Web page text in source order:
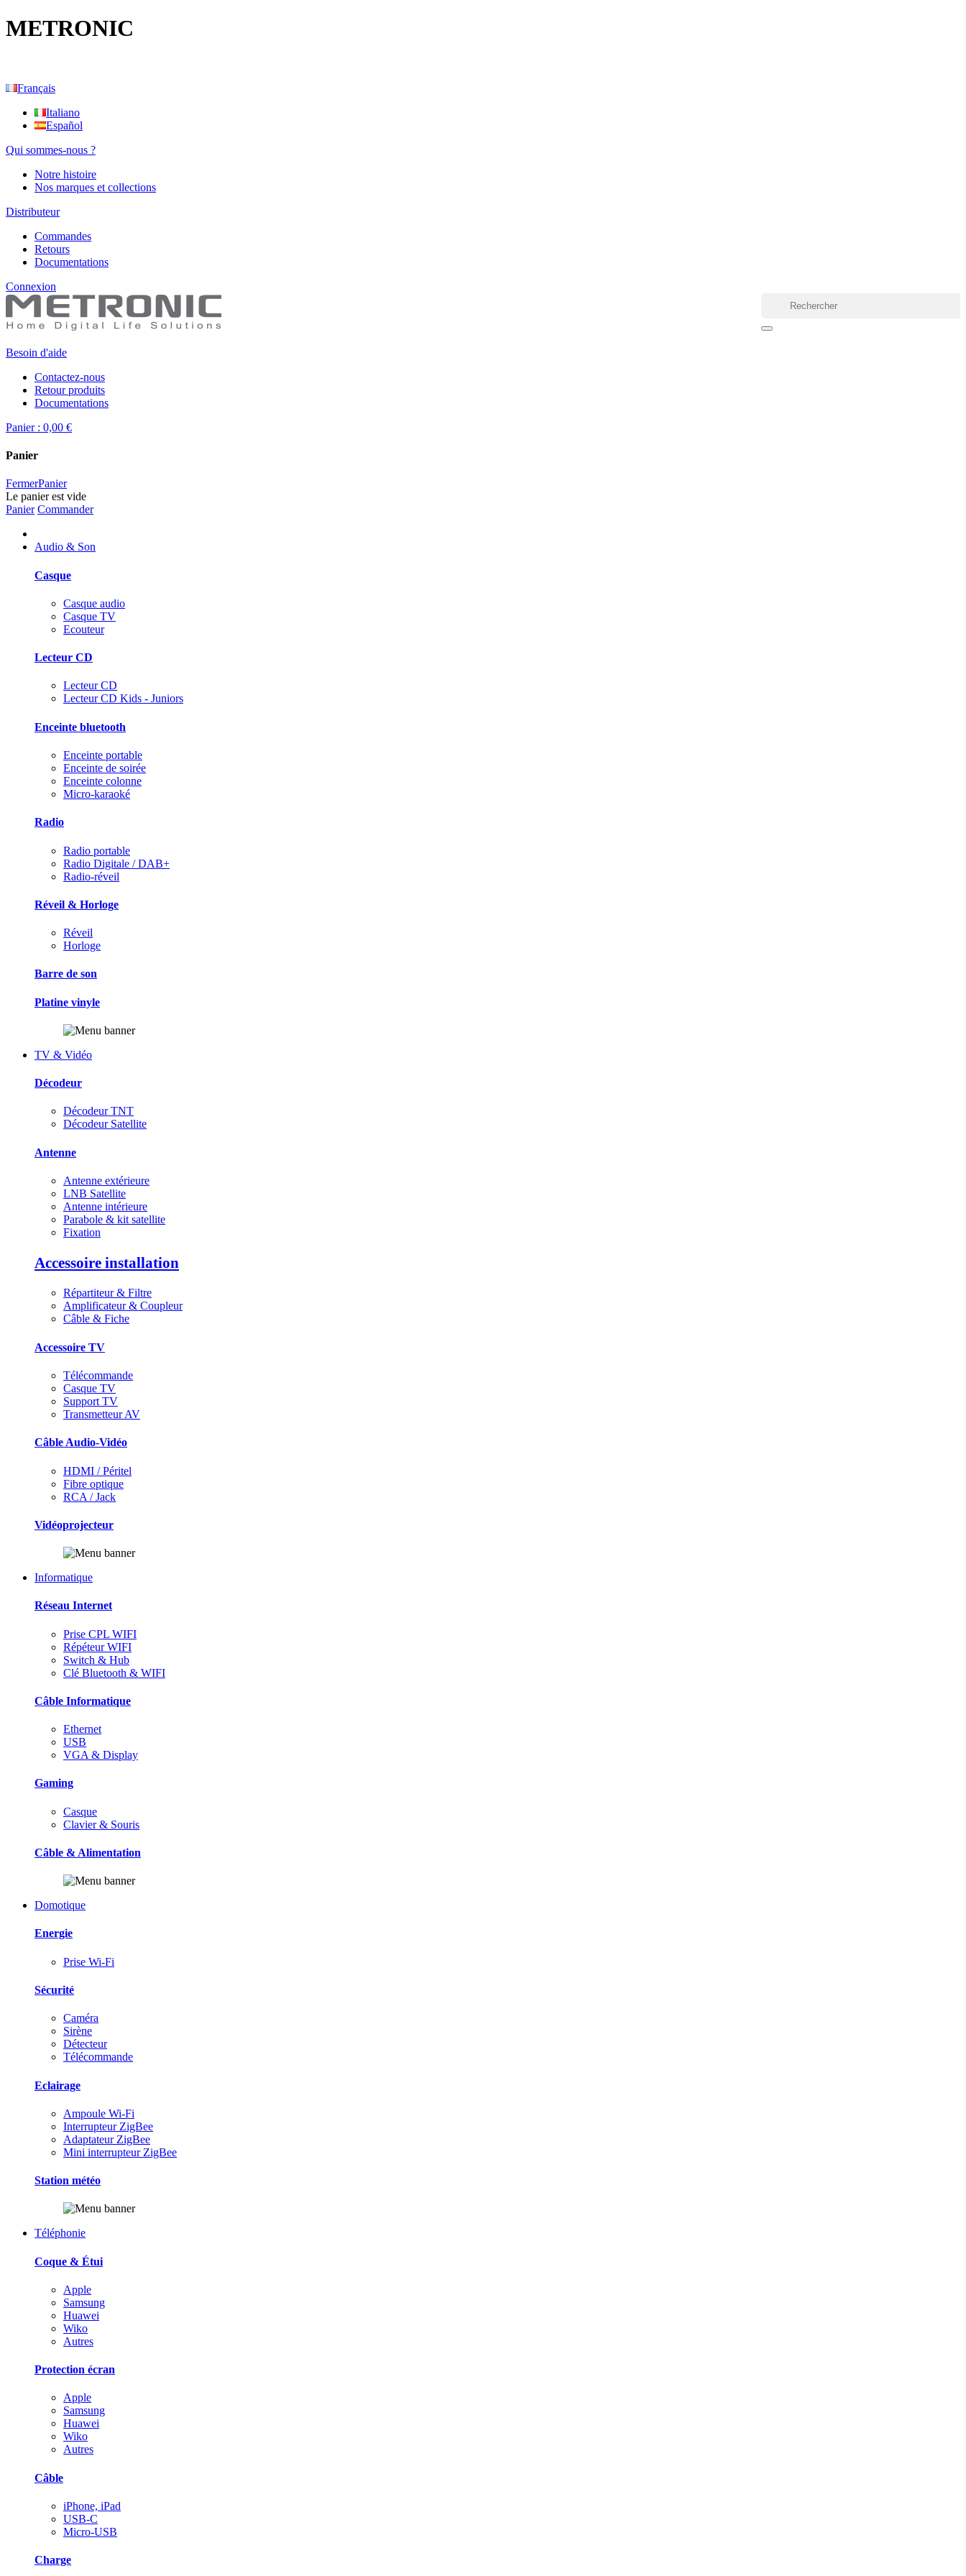
METRONIC
Français
Italiano
Español
Qui sommes-nous ?
Notre histoire
Nos marques et collections
Distributeur
Commandes
Retours
Documentations
Connexion
Besoin d'aide
Contactez-nous
Retour produits
Documentations
Panier : 0,00 €
Panier
FermerPanier
Le panier est vide
Panier Commander
Audio & Son
Casque
Casque audio
Casque TV
Ecouteur
Lecteur CD
Lecteur CD
Lecteur CD Kids - Juniors
Enceinte bluetooth
Enceinte portable
Enceinte de soirée
Enceinte colonne
Micro-karaoké
Radio
Radio portable
Radio Digitale / DAB+
Radio-réveil
Réveil & Horloge
Réveil
Horloge
Barre de son
Platine vinyle
TV & Vidéo
Décodeur
Décodeur TNT
Décodeur Satellite
Antenne
Antenne extérieure
LNB Satellite
Antenne intérieure
Parabole & kit satellite
Fixation
Accessoire installation
Répartiteur & Filtre
Amplificateur & Coupleur
Câble & Fiche
Accessoire TV
Télécommande
Casque TV
Support TV
Transmetteur AV
Câble Audio-Vidéo
HDMI / Péritel
Fibre optique
RCA / Jack
Vidéoprojecteur
Informatique
Réseau Internet
Prise CPL WIFI
Répéteur WIFI
Switch & Hub
Clé Bluetooth & WIFI
Câble Informatique
Ethernet
USB
VGA & Display
Gaming
Casque
Clavier & Souris
Câble & Alimentation
Domotique
Energie
Prise Wi-Fi
Sécurité
Caméra
Sirène
Détecteur
Télécommande
Eclairage
Ampoule Wi-Fi
Interrupteur ZigBee
Adaptateur ZigBee
Mini interrupteur ZigBee
Station météo
Téléphonie
Coque & Étui
Apple
Samsung
Huawei
Wiko
Autres
Protection écran
Apple
Samsung
Huawei
Wiko
Autres
Câble
iPhone, iPad
USB-C
Micro-USB
Charge